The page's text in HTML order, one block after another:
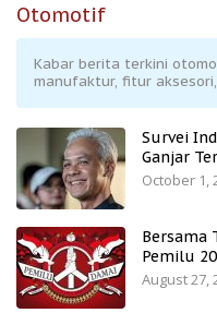
Otomotif
Kabar berita terkini
manufaktur, fitur
Survei
Ganjar
October 1,
Bersama
Pemilu
August 27,